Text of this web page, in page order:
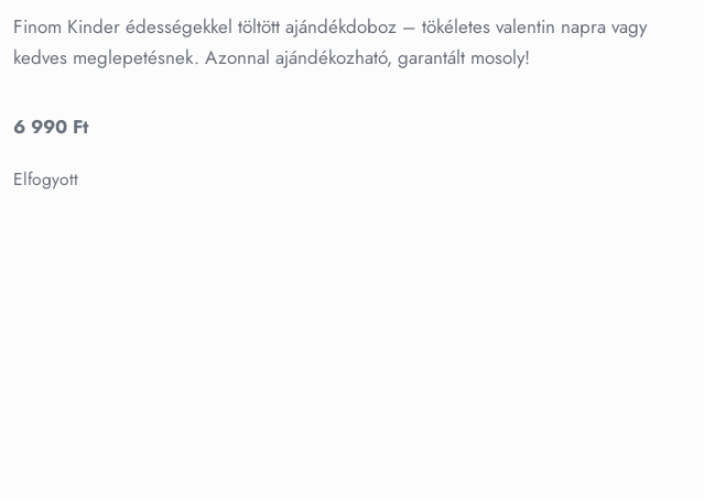
Finom Kinder édességekkel töltött ajándékdoboz – tökéletes valentin napra vagy
kedves meglepetésnek. Azonnal ajándékozható, garantált mosoly!
6 990 Ft
Elfogyott